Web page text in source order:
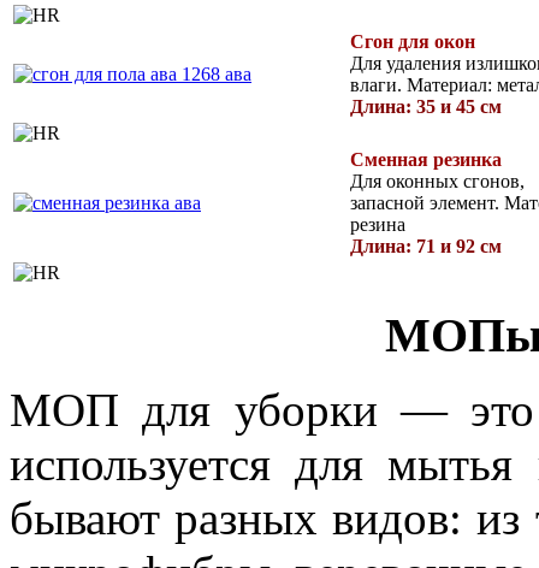
Сгон для окон
Для удаления
влаги. Материал:
Длина: 35 и 45 см
Сменная резинка
Для оконных сгонов,
запасной элемент.
резина
Длина: 71 и 92 см
МОПы
МОП для уборки — это
используется для
бывают разных видов: из